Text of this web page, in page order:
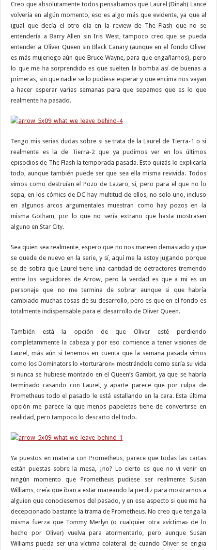
Creo que absolutamente todos pensabamos que Laurel (Dinah) Lance
volvería en algún momento, eso es algo más que evidente, ya que al
igual que decía el otro día en la review de The Flash que no se
entendería a Barry Allen sin Iris West, tampoco creo que se pueda
entender a Oliver Queen sin Black Canary (aunque en el fondo Oliver
es más mujeriego aún que Bruce Wayne, para que engañarnos), pero
lo que me ha sorprendido es que suelten la bomba así de buenas a
primeras, sin que nadie se lo pudiese esperar y que encima nos vayan
a hacer esperar varias semanas para que sepamos que es lo que
realmente ha pasado.
Tengo mis serias dudas sobre si se trata de la Laurel de Tierra-1 o si
realmente es la de Tierra-2 que ya pudimos ver en los últimos
episodios de The Flash la temporada pasada. Esto quizás lo explicaría
todo, aunque también puede ser que sea ella misma revivida. Todos
vimos como destruían el Pozo de Lazaro, sí, pero para el que no lo
sepa, en los cómics de DC hay multitud de ellos, no solo uno, incluso
en algunos arcos argumentales muestran como hay pozos en la
misma Gotham, por lo que no sería extraño que hasta mostrasen
alguno en Star City.
Sea quien sea realmente, espero que no nos mareen demasiado y que
se quede de nuevo en la serie, y sí, aquí me la estoy jugando porque
se de sobra que Laurel tiene una cantidad de detractores tremendo
entre los seguidores de Arrow, pero la verdad es que a mi es un
personaje que no me termina de sobrar aunque si que habría
cambiado muchas cosas de su desarrollo, pero es que en el fondo es
totalmente indispensable para el desarrollo de Oliver Queen.
También está la opción de que Oliver esté perdiendo
completammente la cabeza y por eso comience a tener visiones de
Laurel, más aún si tenemos en cuenta que la semana pasada vimos
como los Dominators lo «torturaron» mostrándole como sería su vida
si nunca se hubiese montado en el Queen’s Gambit, ya que se habría
terminado casando con Laurel, y aparte parece que por culpa de
Prometheus todo el pasado le está estallando en la cara. Esta última
opción me parece la que menos papeletas tiene de convertirse en
realidad, pero tampoco lo descarto del todo.
Ya puestos en materia con Prometheus, parece que todas las cartas
están puestas sobre la mesa, ¿no? Lo cierto es que no vi venir en
ningún momento que Prometheus pudiese ser realmente Susan
Williams, creía que iban a estar mareando la perdiz para mostrarnos a
alguien que conociesemos del pasado, y en ese aspecto si que me ha
decepcionado bastante la trama de Prometheus. No creo que tenga la
misma fuerza que Tommy Merlyn (o cualquier otra «víctima» de lo
hecho por Oliver) vuelva para atormentarlo, pero aunque Susan
Williams pueda ser una víctima colateral de cuando Oliver se erigia